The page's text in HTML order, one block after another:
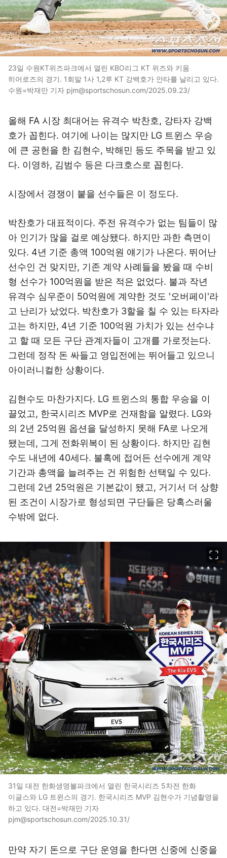
23일 수원KT위즈파크에서 열린 KBO리그 KT 위즈와 키움
히어로즈의 경기. 1회말 1사 1,2루 KT 강백호가 안타를 날리고 있다.
수원=박재만 기자 pjm@sportschosun.com/2025.09.23/
올해 FA 시장 최대어는 유격수 박찬호, 강타자 강백
호가 꼽힌다. 여기에 나이는 많지만 LG 트윈스 우승
에 큰 공헌을 한 김현수, 박해민 등도 주목을 받고 있
다. 이영하, 김범수 등은 다크호스로 꼽힌다.
시장에서 경쟁이 붙을 선수들은 이 정도다.
박찬호가 대표적이다. 주전 유격수가 없는 팀들이 많
아 인기가 많을 걸로 예상됐다. 하지만 과한 측면이
있다. 4년 기준 총액 100억원 얘기가 나온다. 뛰어난
선수인 건 맞지만, 기존 계약 사례들을 봤을 때 수비
형 선수가 100억원을 받은 적은 없었다. 불과 작년
유격수 심우준이 50억원에 계약한 것도 '오버페이'라
고 난리가 났었다. 박찬호가 3할을 칠 수 있는 타자라
고는 하지만, 4년 기준 100억원 가치가 있는 선수냐
고 할 때 모든 구단 관계자들이 고개를 가로젓는다.
그런데 정작 돈 싸들고 영입전에는 뛰어들고 있으니
아이러니컬한 상황이다.
김현수도 마찬가지다. LG 트윈스의 통합 우승을 이
끌었고, 한국시리즈 MVP로 건재함을 알렸다. LG와
의 2년 25억원 옵션을 달성하지 못해 FA로 나오게
됐는데, 그게 전화위복이 된 상황이다. 하지만 김현
수도 내년에 40세다. 불혹에 접어든 선수에게 계약
기간과 총액을 늘려주는 건 위험한 선택일 수 있다.
그런데 2년 25억원은 기본값이 됐고, 거기서 더 상향
된 조건이 시장가로 형성되면 구단들은 당혹스러울
수밖에 없다.
31일 대전 한화생명볼파크에서 열린 한국시리즈 5차전 한화
이글스와 LG 트윈스의 경기. 한국시리즈 MVP 김현수가 기념촬영을
하고 있다. 대전=박재만 기자
pjm@sportschosun.com/2025.10.31/
만약 자기 돈으로 구단 운영을 한다면 신중에 신중을